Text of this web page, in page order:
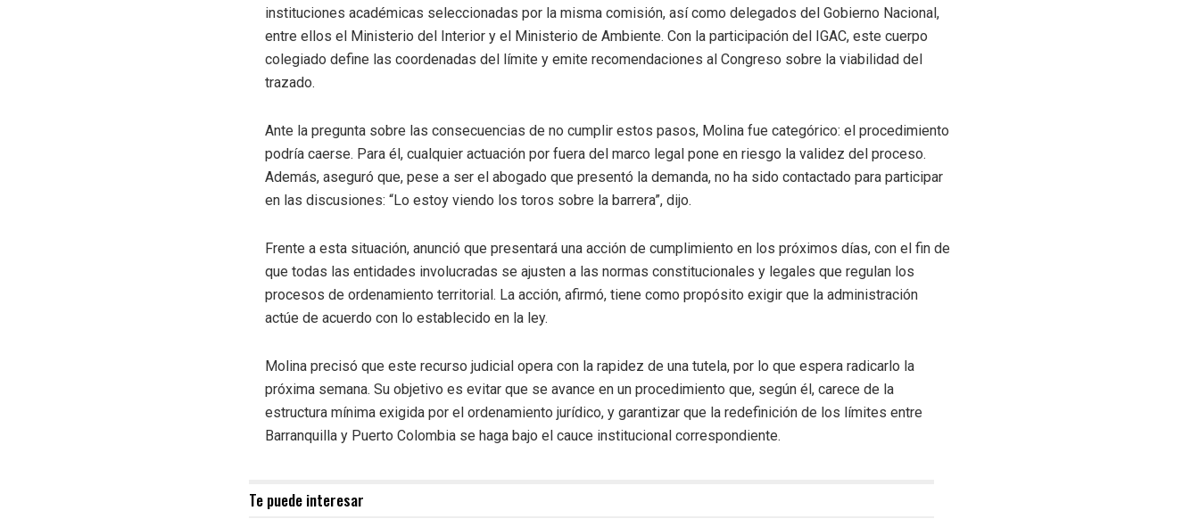
instituciones académicas seleccionadas por la misma comisión, así como delegados del Gobierno Nacional,
entre ellos el Ministerio del Interior y el Ministerio de Ambiente. Con la participación del IGAC, este cuerpo
colegiado define las coordenadas del límite y emite recomendaciones al Congreso sobre la viabilidad del
trazado.
Ante la pregunta sobre las consecuencias de no cumplir estos pasos, Molina fue categórico: el procedimiento
podría caerse. Para él, cualquier actuación por fuera del marco legal pone en riesgo la validez del proceso.
Además, aseguró que, pese a ser el abogado que presentó la demanda, no ha sido contactado para participar
en las discusiones: “Lo estoy viendo los toros sobre la barrera”, dijo.
Frente a esta situación, anunció que presentará una acción de cumplimiento en los próximos días, con el fin de
que todas las entidades involucradas se ajusten a las normas constitucionales y legales que regulan los
procesos de ordenamiento territorial. La acción, afirmó, tiene como propósito exigir que la administración
actúe de acuerdo con lo establecido en la ley.
Molina precisó que este recurso judicial opera con la rapidez de una tutela, por lo que espera radicarlo la
próxima semana. Su objetivo es evitar que se avance en un procedimiento que, según él, carece de la
estructura mínima exigida por el ordenamiento jurídico, y garantizar que la redefinición de los límites entre
Barranquilla y Puerto Colombia se haga bajo el cauce institucional correspondiente.
Te puede interesar